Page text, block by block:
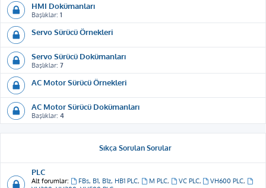
HMI Dokümanları
Başlıklar: 1
Servo Sürücü Örnekleri
Servo Sürücü Dokümanları
Başlıklar: 7
AC Motor Sürücü Örnekleri
AC Motor Sürücü Dokümanları
Başlıklar: 4
Sıkça Sorulan Sorular
PLC
Alt forumlar: FBs, B1, B1z, HB1 PLC, M PLC, VC PLC, VH600 PLC,